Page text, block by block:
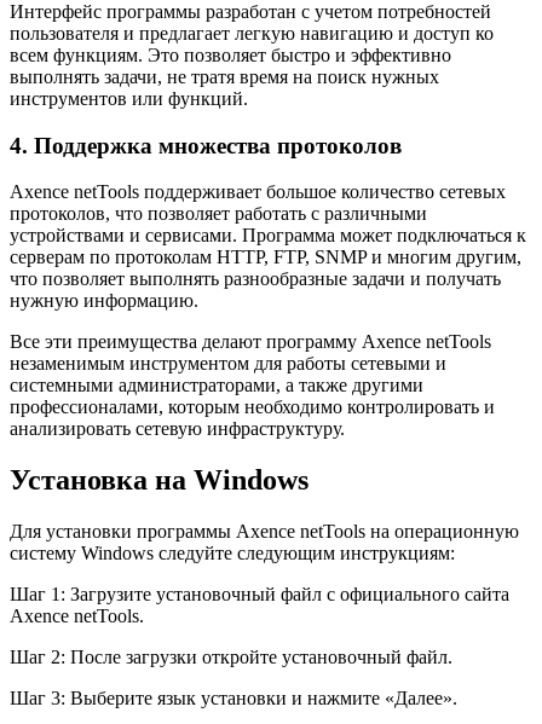
Интерфейс программы разработан с учетом потребностей
пользователя и предлагает легкую навигацию и доступ ко
всем функциям. Это позволяет быстро и эффективно
выполнять задачи, не тратя время на поиск нужных
инструментов или функций.
4. Поддержка множества протоколов
Axence netTools поддерживает большое количество сетевых
протоколов, что позволяет работать с различными
устройствами и сервисами. Программа может подключаться к
серверам по протоколам HTTP, FTP, SNMP и многим другим,
что позволяет выполнять разнообразные задачи и получать
нужную информацию.
Все эти преимущества делают программу Axence netTools
незаменимым инструментом для работы сетевыми и
системными администраторами, а также другими
профессионалами, которым необходимо контролировать и
анализировать сетевую инфраструктуру.
Установка на Windows
Для установки программы Axence netTools на операционную
систему Windows следуйте следующим инструкциям:
Шаг 1: Загрузите установочный файл с официального сайта
Axence netTools.
Шаг 2: После загрузки откройте установочный файл.
Шаг 3: Выберите язык установки и нажмите «Далее».